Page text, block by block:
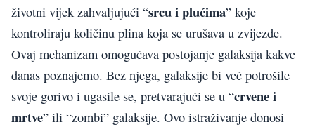
životni vijek zahvaljujući “srcu i plućima” koje
kontroliraju količinu plina koja se urušava u zvijezde.
Ovaj mehanizam omogućava postojanje galaksija kakve
danas poznajemo. Bez njega, galaksije bi već potrošile
svoje gorivo i ugasile se, pretvarajući se u “crvene i
mrtve” ili “zombi” galaksije. Ovo istraživanje donosi